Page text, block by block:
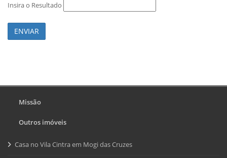
Insira o Resultado
ENVIAR
Missão
Outros imóveis
Casa no Vila Cintra em Mogi das Cruzes